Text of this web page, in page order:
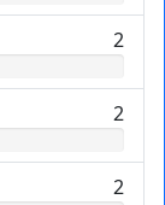
2
2
2